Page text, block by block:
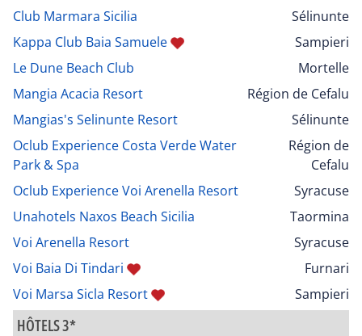
Club Marmara Sicilia
Sélinunte
Kappa Club Baia Samuele
Sampieri
Le Dune Beach Club
Mortelle
Mangia Acacia Resort
Région de Cefalu
Mangias's Selinunte Resort
Sélinunte
Oclub Experience Costa Verde Water
Park & Spa
Région de
Cefalu
Oclub Experience Voi Arenella Resort
Syracuse
Unahotels Naxos Beach Sicilia
Taormina
Voi Arenella Resort
Syracuse
Voi Baia Di Tindari
Furnari
Voi Marsa Sicla Resort
Sampieri
HÔTELS 3*